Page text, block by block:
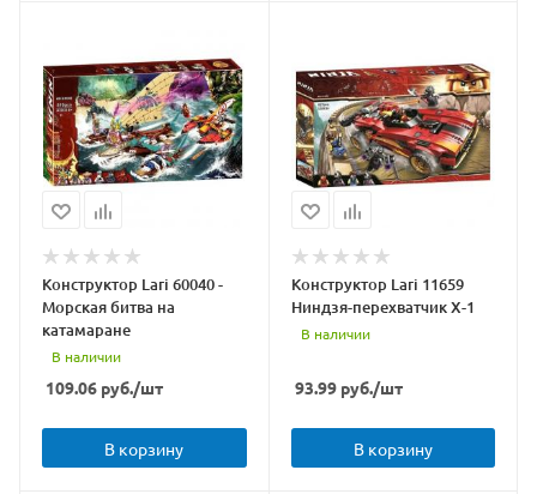
Конструктор Lari 60040 -
Морская битва на
катамаране
В наличии
109.06 руб./шт
В корзину
Конструктор Lari 11659
Ниндзя-перехватчик Х-1
В наличии
93.99руб./шт
В корзину